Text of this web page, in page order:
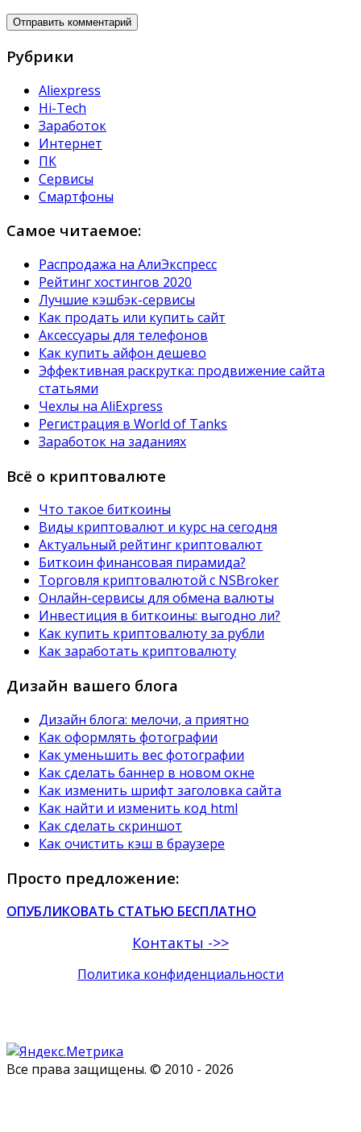
Рубрики
Aliexpress
Hi-Tech
Заработок
Интернет
ПК
Сервисы
Смартфоны
Самое читаемое:
Распродажа на АлиЭкспресс
Рейтинг хостингов 2020
Лучшие кэшбэк-сервисы
Как продать или купить сайт
Аксессуары для телефонов
Как купить айфон дешево
Эффективная раскрутка: продвижение сайта
статьями
Чехлы на AliExpress
Регистрация в World of Tanks
Заработок на заданиях
Всё о криптовалюте
Что такое биткоины
Виды криптовалют и курс на сегодня
Актуальный рейтинг криптовалют
Биткоин финансовая пирамида?
Торговля криптовалютой с NSBroker
Онлайн-сервисы для обмена валюты
Инвестиция в биткоины: выгодно ли?
Как купить криптовалюту за рубли
Как заработать криптовалюту
Дизайн вашего блога
Дизайн блога: мелочи, а приятно
Как оформлять фотографии
Как уменьшить вес фотографии
Как сделать баннер в новом окне
Как изменить шрифт заголовка сайта
Как найти и изменить код html
Как сделать скриншот
Как очистить кэш в браузере
Просто предложение:
ОПУБЛИКОВАТЬ СТАТЬЮ БЕСПЛАТНО
Контакты ->>
Политика конфиденциальности
Все права защищены. © 2010 - 2026